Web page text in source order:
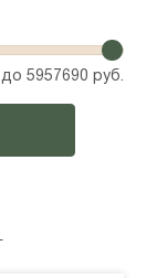
до 5957690 руб.